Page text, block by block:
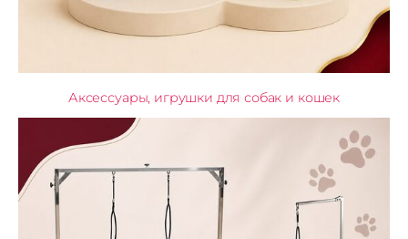
Аксессуары, игрушки для собак и кошек